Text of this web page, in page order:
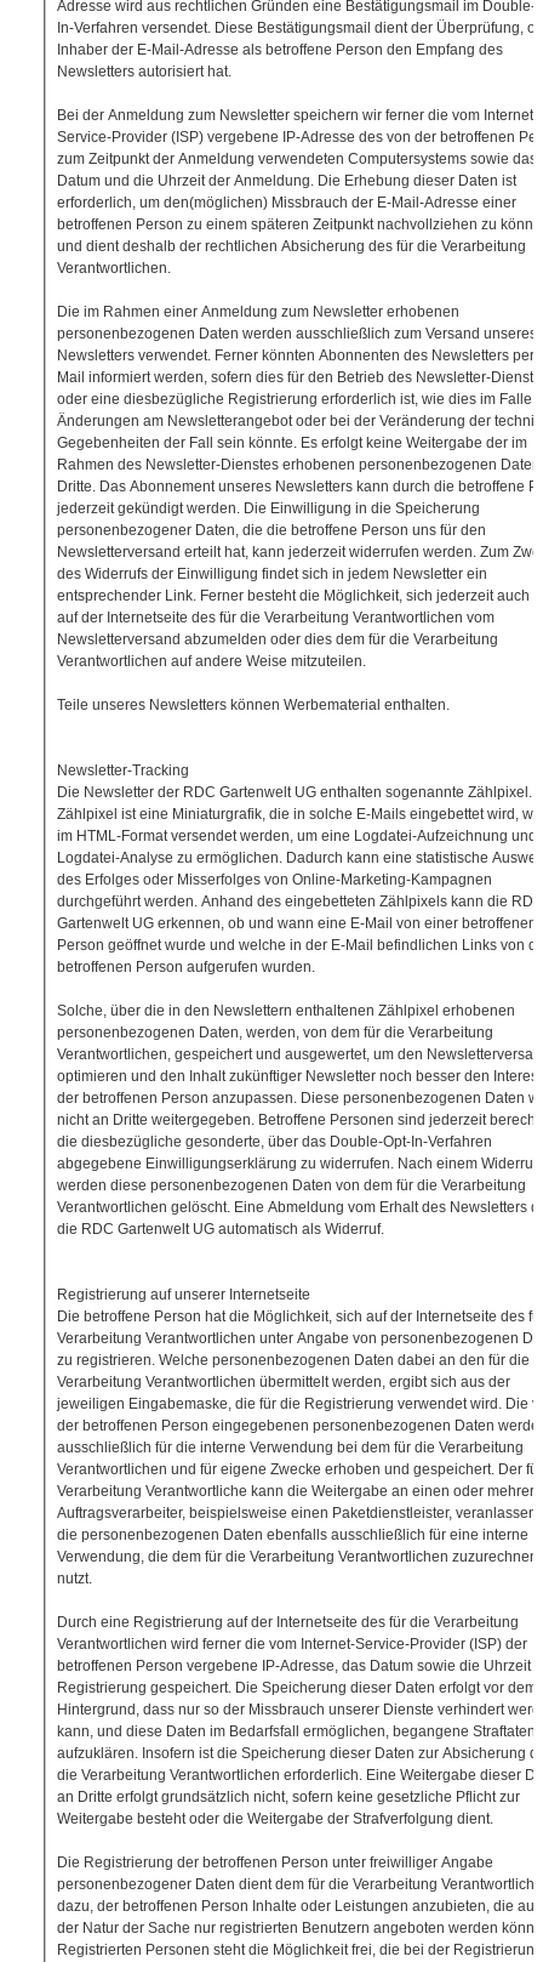
Adresse wird aus rechtlichen Gründen eine Bestätigungsmail im Double-
In-Verfahren versendet. Diese Bestätigungsmail dient der Überprüfung,
Inhaber der E-Mail-Adresse als betroffene Person den Empfang des
Newsletters autorisiert hat.
Bei der Anmeldung zum Newsletter speichern wir ferner die vom Internet-
Service-Provider (ISP) vergebene IP-Adresse des von der betroffenen
zum Zeitpunkt der Anmeldung verwendeten Computersystems sowie das
Datum und die Uhrzeit der Anmeldung. Die Erhebung dieser Daten ist
erforderlich, um den(möglichen) Missbrauch der E-Mail-Adresse einer
betroffenen Person zu einem späteren Zeitpunkt nachvollziehen zu
und dient deshalb der rechtlichen Absicherung des für die Verarbeitung
Verantwortlichen.
Die im Rahmen einer Anmeldung zum Newsletter erhobenen
personenbezogenen Daten werden ausschließlich zum Versand unseres
Newsletters verwendet. Ferner könnten Abonnenten des Newsletters per
Mail informiert werden, sofern dies für den Betrieb des Newsletter-
oder eine diesbezügliche Registrierung erforderlich ist, wie dies im Falle
Änderungen am Newsletterangebot oder bei der Veränderung der
Gegebenheiten der Fall sein könnte. Es erfolgt keine Weitergabe der im
Rahmen des Newsletter-Dienstes erhobenen personenbezogenen
Dritte. Das Abonnement unseres Newsletters kann durch die betroffene
jederzeit gekündigt werden. Die Einwilligung in die Speicherung
personenbezogener Daten, die die betroffene Person uns für den
Newsletterversand erteilt hat, kann jederzeit widerrufen werden. Zum
des Widerrufs der Einwilligung findet sich in jedem Newsletter ein
entsprechender Link. Ferner besteht die Möglichkeit, sich jederzeit auch
auf der Internetseite des für die Verarbeitung Verantwortlichen vom
Newsletterversand abzumelden oder dies dem für die Verarbeitung
Verantwortlichen auf andere Weise mitzuteilen.
Teile unseres Newsletters können Werbematerial enthalten.
Newsletter-Tracking
Die Newsletter der RDC Gartenwelt UG enthalten sogenannte Zählpixel.
Zählpixel ist eine Miniaturgrafik, die in solche E-Mails eingebettet wird,
im HTML-Format versendet werden, um eine Logdatei-Aufzeichnung und
Logdatei-Analyse zu ermöglichen. Dadurch kann eine statistische
des Erfolges oder Misserfolges von Online-Marketing-Kampagnen
durchgeführt werden. Anhand des eingebetteten Zählpixels kann die RDC
Gartenwelt UG erkennen, ob und wann eine E-Mail von einer betroffenen
Person geöffnet wurde und welche in der E-Mail befindlichen Links von
betroffenen Person aufgerufen wurden.
Solche, über die in den Newslettern enthaltenen Zählpixel erhobenen
personenbezogenen Daten, werden, von dem für die Verarbeitung
Verantwortlichen, gespeichert und ausgewertet, um den
optimieren und den Inhalt zukünftiger Newsletter noch besser den
der betroffenen Person anzupassen. Diese personenbezogenen Daten
nicht an Dritte weitergegeben. Betroffene Personen sind jederzeit
die diesbezügliche gesonderte, über das Double-Opt-In-Verfahren
abgegebene Einwilligungserklärung zu widerrufen. Nach einem Widerruf
werden diese personenbezogenen Daten von dem für die Verarbeitung
Verantwortlichen gelöscht. Eine Abmeldung vom Erhalt des Newsletters
die RDC Gartenwelt UG automatisch als Widerruf.
Registrierung auf unserer Internetseite
Die betroffene Person hat die Möglichkeit, sich auf der Internetseite des
Verarbeitung Verantwortlichen unter Angabe von personenbezogenen
zu registrieren. Welche personenbezogenen Daten dabei an den für die
Verarbeitung Verantwortlichen übermittelt werden, ergibt sich aus der
jeweiligen Eingabemaske, die für die Registrierung verwendet wird. Die
der betroffenen Person eingegebenen personenbezogenen Daten
ausschließlich für die interne Verwendung bei dem für die Verarbeitung
Verantwortlichen und für eigene Zwecke erhoben und gespeichert. Der
Verarbeitung Verantwortliche kann die Weitergabe an einen oder mehrere
Auftragsverarbeiter, beispielsweise einen Paketdienstleister,
die personenbezogenen Daten ebenfalls ausschließlich für eine interne
Verwendung, die dem für die Verarbeitung Verantwortlichen zuzurechnen
nutzt.
Durch eine Registrierung auf der Internetseite des für die Verarbeitung
Verantwortlichen wird ferner die vom Internet-Service-Provider (ISP) der
betroffenen Person vergebene IP-Adresse, das Datum sowie die Uhrzeit
Registrierung gespeichert. Die Speicherung dieser Daten erfolgt vor dem
Hintergrund, dass nur so der Missbrauch unserer Dienste verhindert
kann, und diese Daten im Bedarfsfall ermöglichen, begangene Straftaten
aufzuklären. Insofern ist die Speicherung dieser Daten zur Absicherung
die Verarbeitung Verantwortlichen erforderlich. Eine Weitergabe dieser
an Dritte erfolgt grundsätzlich nicht, sofern keine gesetzliche Pflicht zur
Weitergabe besteht oder die Weitergabe der Strafverfolgung dient.
Die Registrierung der betroffenen Person unter freiwilliger Angabe
personenbezogener Daten dient dem für die Verarbeitung
dazu, der betroffenen Person Inhalte oder Leistungen anzubieten, die
der Natur der Sache nur registrierten Benutzern angeboten werden
Registrierten Personen steht die Möglichkeit frei, die bei der Registrierung